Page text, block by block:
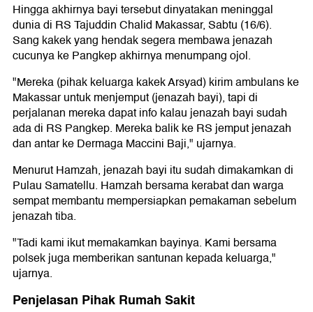
Hingga akhirnya bayi tersebut dinyatakan meninggal
dunia di RS Tajuddin Chalid Makassar, Sabtu (16/6).
Sang kakek yang hendak segera membawa jenazah
cucunya ke Pangkep akhirnya menumpang ojol.
"Mereka (pihak keluarga kakek Arsyad) kirim ambulans ke
Makassar untuk menjemput (jenazah bayi), tapi di
perjalanan mereka dapat info kalau jenazah bayi sudah
ada di RS Pangkep. Mereka balik ke RS jemput jenazah
dan antar ke Dermaga Maccini Baji," ujarnya.
Menurut Hamzah, jenazah bayi itu sudah dimakamkan di
Pulau Samatellu. Hamzah bersama kerabat dan warga
sempat membantu mempersiapkan pemakaman sebelum
jenazah tiba.
"Tadi kami ikut memakamkan bayinya. Kami bersama
polsek juga memberikan santunan kepada keluarga,"
ujarnya.
Penjelasan Pihak Rumah Sakit